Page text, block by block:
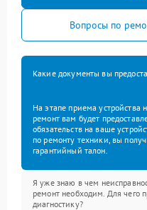
Вопросы по
Какие документы вы
На этапе приема устройства
ремонт вам будет
обязательств на ваше
по ремонту техники, вы
гарантийный талон.
Я уже знаю в чем
ремонт необходим. Для чего
диагностику?